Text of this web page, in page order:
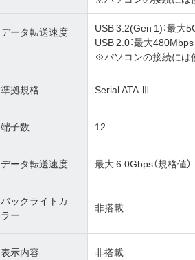
データ転送速度
USB 3.2(Gen 1)：最大
USB 2.0：最大480Mbps
※パソコンの接続には
準拠規格 Serial ATA Ⅲ
端子数 12
データ転送速度 最大 6.0Gbps（規格値）
バックライトカ
ラー
非搭載
表示内容 非搭載